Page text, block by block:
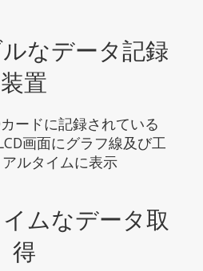
なデータ記録
装置
ードに記録されている
画面にグラフ線及び工
ルタイムに表示
ムなデータ取
得